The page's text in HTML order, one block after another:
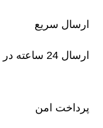
ارسال سریع
ارسال 24 ساعته در تهران
پرداخت امن